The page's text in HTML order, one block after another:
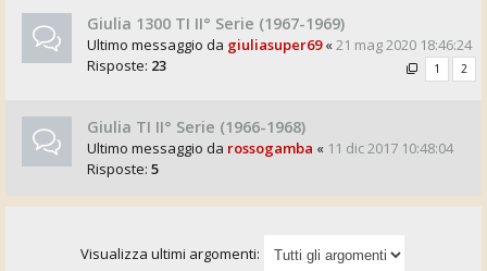
Giulia 1300 TI II° Serie (1967-1969)
Ultimo messaggio da giuliasuper69«21 mag 2020 18:46:24
Risposte: 23 1 2
Giulia TI II° Serie (1966-1968)
Ultimo messaggio da rossogamba « 11 dic 2017 10:48:04
Risposte: 5
Visualizza ultimi argomenti: